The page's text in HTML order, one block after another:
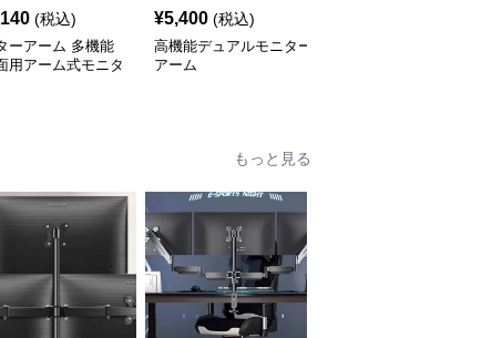
(税込)
ーアーム 多機能
用アーム式モニタ
¥5,400 (税込)
高機能デュアルモニター
アーム
もっと見る